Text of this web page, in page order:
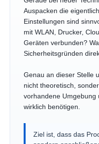
Auspacken die
Einstellungen sind
mit WLAN, Drucker,
Geräten verbunden?
Sicherheitsgründen
Genau an dieser Stelle
nicht theoretisch,
vorhandene Umgebung
wirklich benötigen.
Ziel ist, dass das